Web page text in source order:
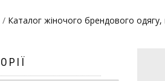
/ Каталог жіночого брендового одягу,